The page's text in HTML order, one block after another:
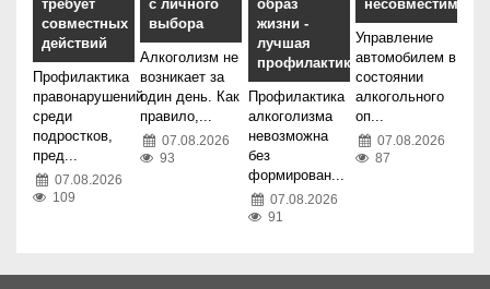
требует
совместных
действий
Профилактика
правонарушений
среди
подростков,
пред...
07.08.2026
109
с личного
выбора
Алкоголизм не
возникает за
один день. Как
правило,...
07.08.2026
93
образ
жизни -
лучшая
профилактика
Профилактика
алкоголизма
невозможна
без
формирован...
07.08.2026
91
несовместимы
Управление
автомобилем в
состоянии
алкогольного
оп...
07.08.2026
87